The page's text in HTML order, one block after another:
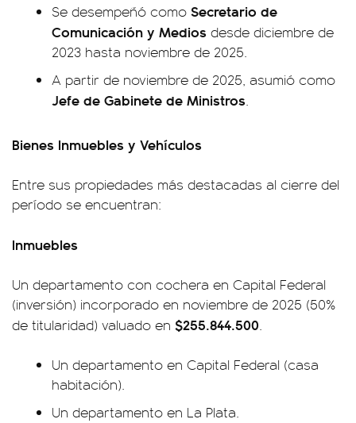
Se desempeñó como Secretario de
Comunicación y Medios desde diciembre de
2023 hasta noviembre de 2025.
A partir de noviembre de 2025, asumió como
Jefe de Gabinete de Ministros.
Bienes Inmuebles y Vehículos
Entre sus propiedades más destacadas al cierre del
período se encuentran:
Inmuebles
Un departamento con cochera en Capital Federal
(inversión) incorporado en noviembre de 2025 (50%
de titularidad) valuado en $255.844.500.
Un departamento en Capital Federal (casa
habitación).
Un departamento en La Plata.